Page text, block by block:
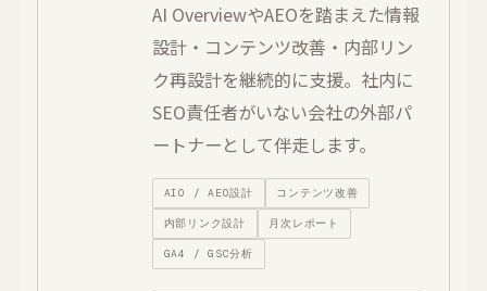
AI OverviewやAEOを踏まえた情報
設計・コンテンツ改善・内部リン
ク再設計を継続的に支援。社内に
SEO責任者がいない会社の外部パ
ートナーとして伴走します。
AIO / AEO設計 コンテンツ改善
内部リンク設計 月次レポート
GA4 / GSC分析